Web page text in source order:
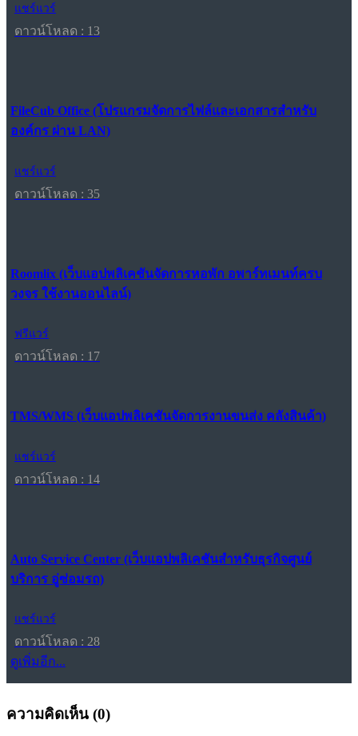
แชร์แวร์
ดาวน์โหลด : 13
FileCub Office (โปรแกรมจัดการไฟล์และเอกสารสำหรับ
องค์กร ผ่าน LAN)
แชร์แวร์
ดาวน์โหลด : 35
Roomlix (เว็บแอปพลิเคชันจัดการหอพัก อพาร์ทเมนท์ครบ
วงจร ใช้งานออนไลน์)
ฟรีแวร์
ดาวน์โหลด : 17
TMS/WMS (เว็บแอปพลิเคชันจัดการงานขนส่ง คลังสินค้า)
แชร์แวร์
ดาวน์โหลด : 14
Auto Service Center (เว็บแอปพลิเคชันสำหรับธุรกิจศูนย์
บริการ อู่ซ่อมรถ)
แชร์แวร์
ดาวน์โหลด : 28
ดูเพิ่มอีก...
ความคิดเห็น (0)